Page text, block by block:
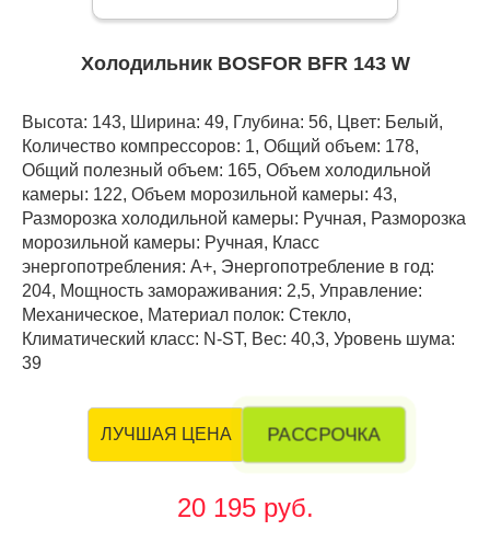
Холодильник BOSFOR BFR 143 W
Высота: 143, Ширина: 49, Глубина: 56, Цвет: Белый,
Количество компрессоров: 1, Общий объем: 178,
Общий полезный объем: 165, Объем холодильной
камеры: 122, Объем морозильной камеры: 43,
Разморозка холодильной камеры: Ручная, Разморозка
морозильной камеры: Ручная, Класс
энергопотребления: А+, Энергопотребление в год:
204, Мощность замораживания: 2,5, Управление:
Механическое, Материал полок: Стекло,
Климатический класс: N-ST, Вес: 40,3, Уровень шума:
39
ЛУЧШАЯ ЦЕНА РАССРОЧКА
20 195 руб.